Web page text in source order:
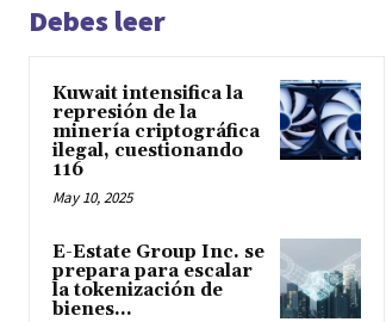
Debes leer
Kuwait intensifica la
represión de la
minería criptográfica
ilegal, cuestionando
116
May 10, 2025
E-Estate Group Inc. se
prepara para escalar
la tokenización de
bienes...